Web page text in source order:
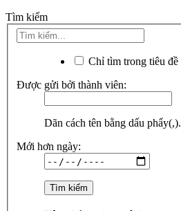
Tìm kiếm
Chỉ tìm trong tiêu đề
Được gửi bởi thành viên:
Dãn cách tên bằng dấu phẩy(,).
Mới hơn ngày: